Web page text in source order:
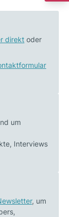
direkt oder
um
Interviews
, um